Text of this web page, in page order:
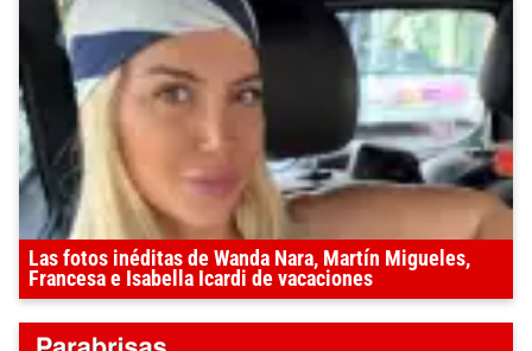
Las fotos inéditas de Wanda Nara, Martín Migueles,
Francesa e Isabella Icardi de vacaciones